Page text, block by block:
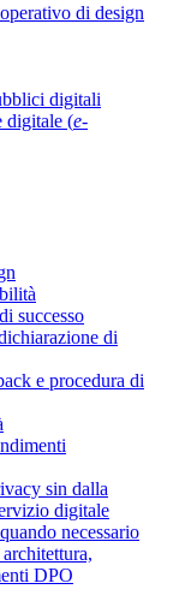
di design
digitali
digitale (e-
successo
di
e procedura di
sin dalla
digitale
necessario
DPO